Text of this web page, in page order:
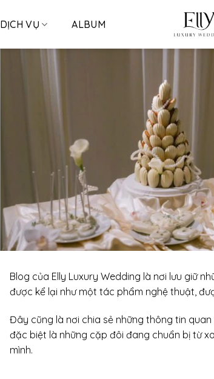
DỊCH VỤ ALBUM
Blog của Elly Luxury Wedding là nơi lưu giữ
được kể lại như một tác phẩm nghệ thuật,
Đây cũng là nơi chia sẻ những thông tin
đặc biệt là những cặp đôi đang chuẩn bị từ
mình.